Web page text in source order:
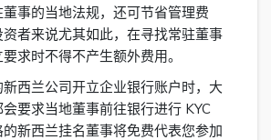
事的当地法规，还可节省管理费
者来说尤其如此，在寻找常驻董事
求时不得不产生额外费用。
西兰公司开立企业银行账户时，大
要求当地董事前往银行进行 KYC
新西兰挂名董事将免费代表您参加